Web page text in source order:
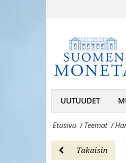
symboli:
Leijonan
jälki
kultaharkko
-
HarkotSuomen
UUTUUDET
Etusivu / Teemat /
Takaisin
HarkotSuomen
Moneta
keräilijän